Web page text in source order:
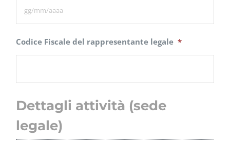
AAAA
Codice Fiscale del rappresentante legale *
Dettagli attività (sede
legale)